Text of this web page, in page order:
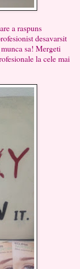
a raspuns
desavarsit
sa! Mergeti
la cele mai